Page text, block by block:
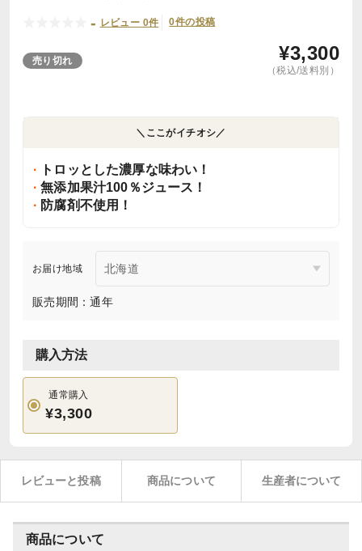
- レビュー 0件 0件の投稿
売り切れ ¥3,300
（税込/送料別）
＼ここがイチオシ／
トロッとした濃厚な味わい！
無添加果汁100％ジュース！
防腐剤不使用！
お届け地域
販売期間：通年
購入方法
通常購入
¥3,300
レビューと投稿 商品について 生産者について
商品について